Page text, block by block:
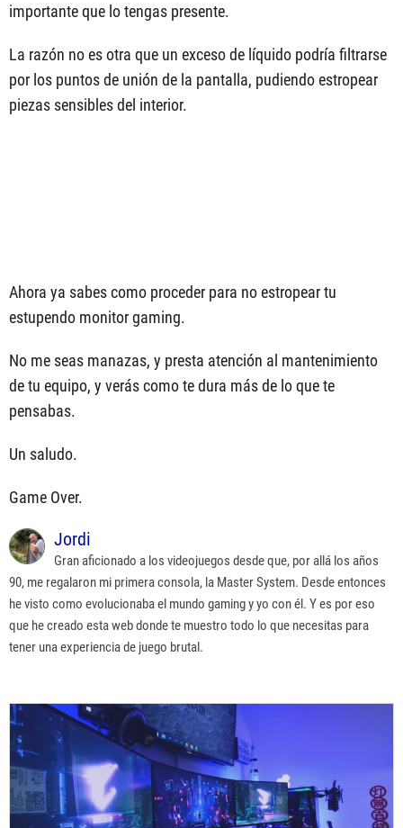
importante que lo tengas presente.
La razón no es otra que un exceso de líquido podría filtrarse
por los puntos de unión de la pantalla, pudiendo estropear
piezas sensibles del interior.
Ahora ya sabes como proceder para no estropear tu
estupendo monitor gaming.
No me seas manazas, y presta atención al mantenimiento
de tu equipo, y verás como te dura más de lo que te
pensabas.
Un saludo.
Game Over.
Jordi
Gran aficionado a los videojuegos desde que, por allá los años
90, me regalaron mi primera consola, la Master System. Desde entonces
he visto como evolucionaba el mundo gaming y yo con él. Y es por eso
que he creado esta web donde te muestro todo lo que necesitas para
tener una experiencia de juego brutal.